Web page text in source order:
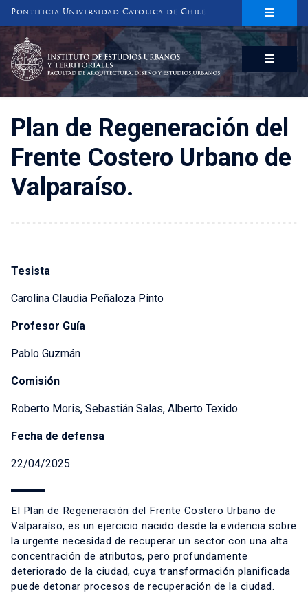
Pontificia Universidad Católica de Chile
INSTITUTO DE ESTUDIOS URBANOS
Y TERRITORIALES
FACULTAD DE ARQUITECTURA, DISEÑO Y ESTUDIOS URBANOS
Plan de Regeneración del
Frente Costero Urbano de
Valparaíso.
Tesista
Carolina Claudia Peñaloza Pinto
Profesor Guía
Pablo Guzmán
Comisión
Roberto Moris, Sebastián Salas, Alberto Texido
Fecha de defensa
22/04/2025
El Plan de Regeneración del Frente Costero Urbano de
Valparaíso, es un ejercicio nacido desde la evidencia sobre
la urgente necesidad de recuperar un sector con una alta
concentración de atributos, pero profundamente
deteriorado de la ciudad, cuya transformación planificada
puede detonar procesos de recuperación de la ciudad.